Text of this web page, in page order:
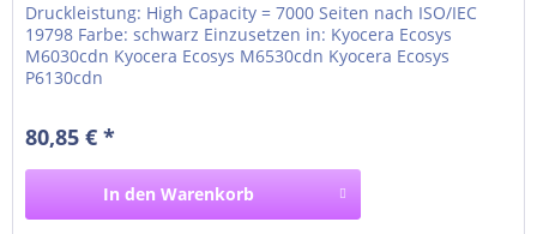
Druckleistung: High Capacity = 7000 Seiten nach ISO/IEC
19798 Farbe: schwarz Einzusetzen in: Kyocera Ecosys
M6030cdn Kyocera Ecosys M6530cdn Kyocera Ecosys
P6130cdn
80,85 € *
In den Warenkorb